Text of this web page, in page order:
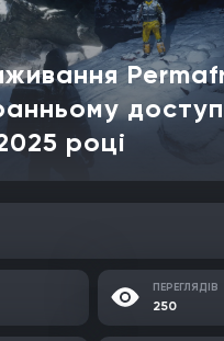
році
ПЕРЕГЛЯДІВ
250